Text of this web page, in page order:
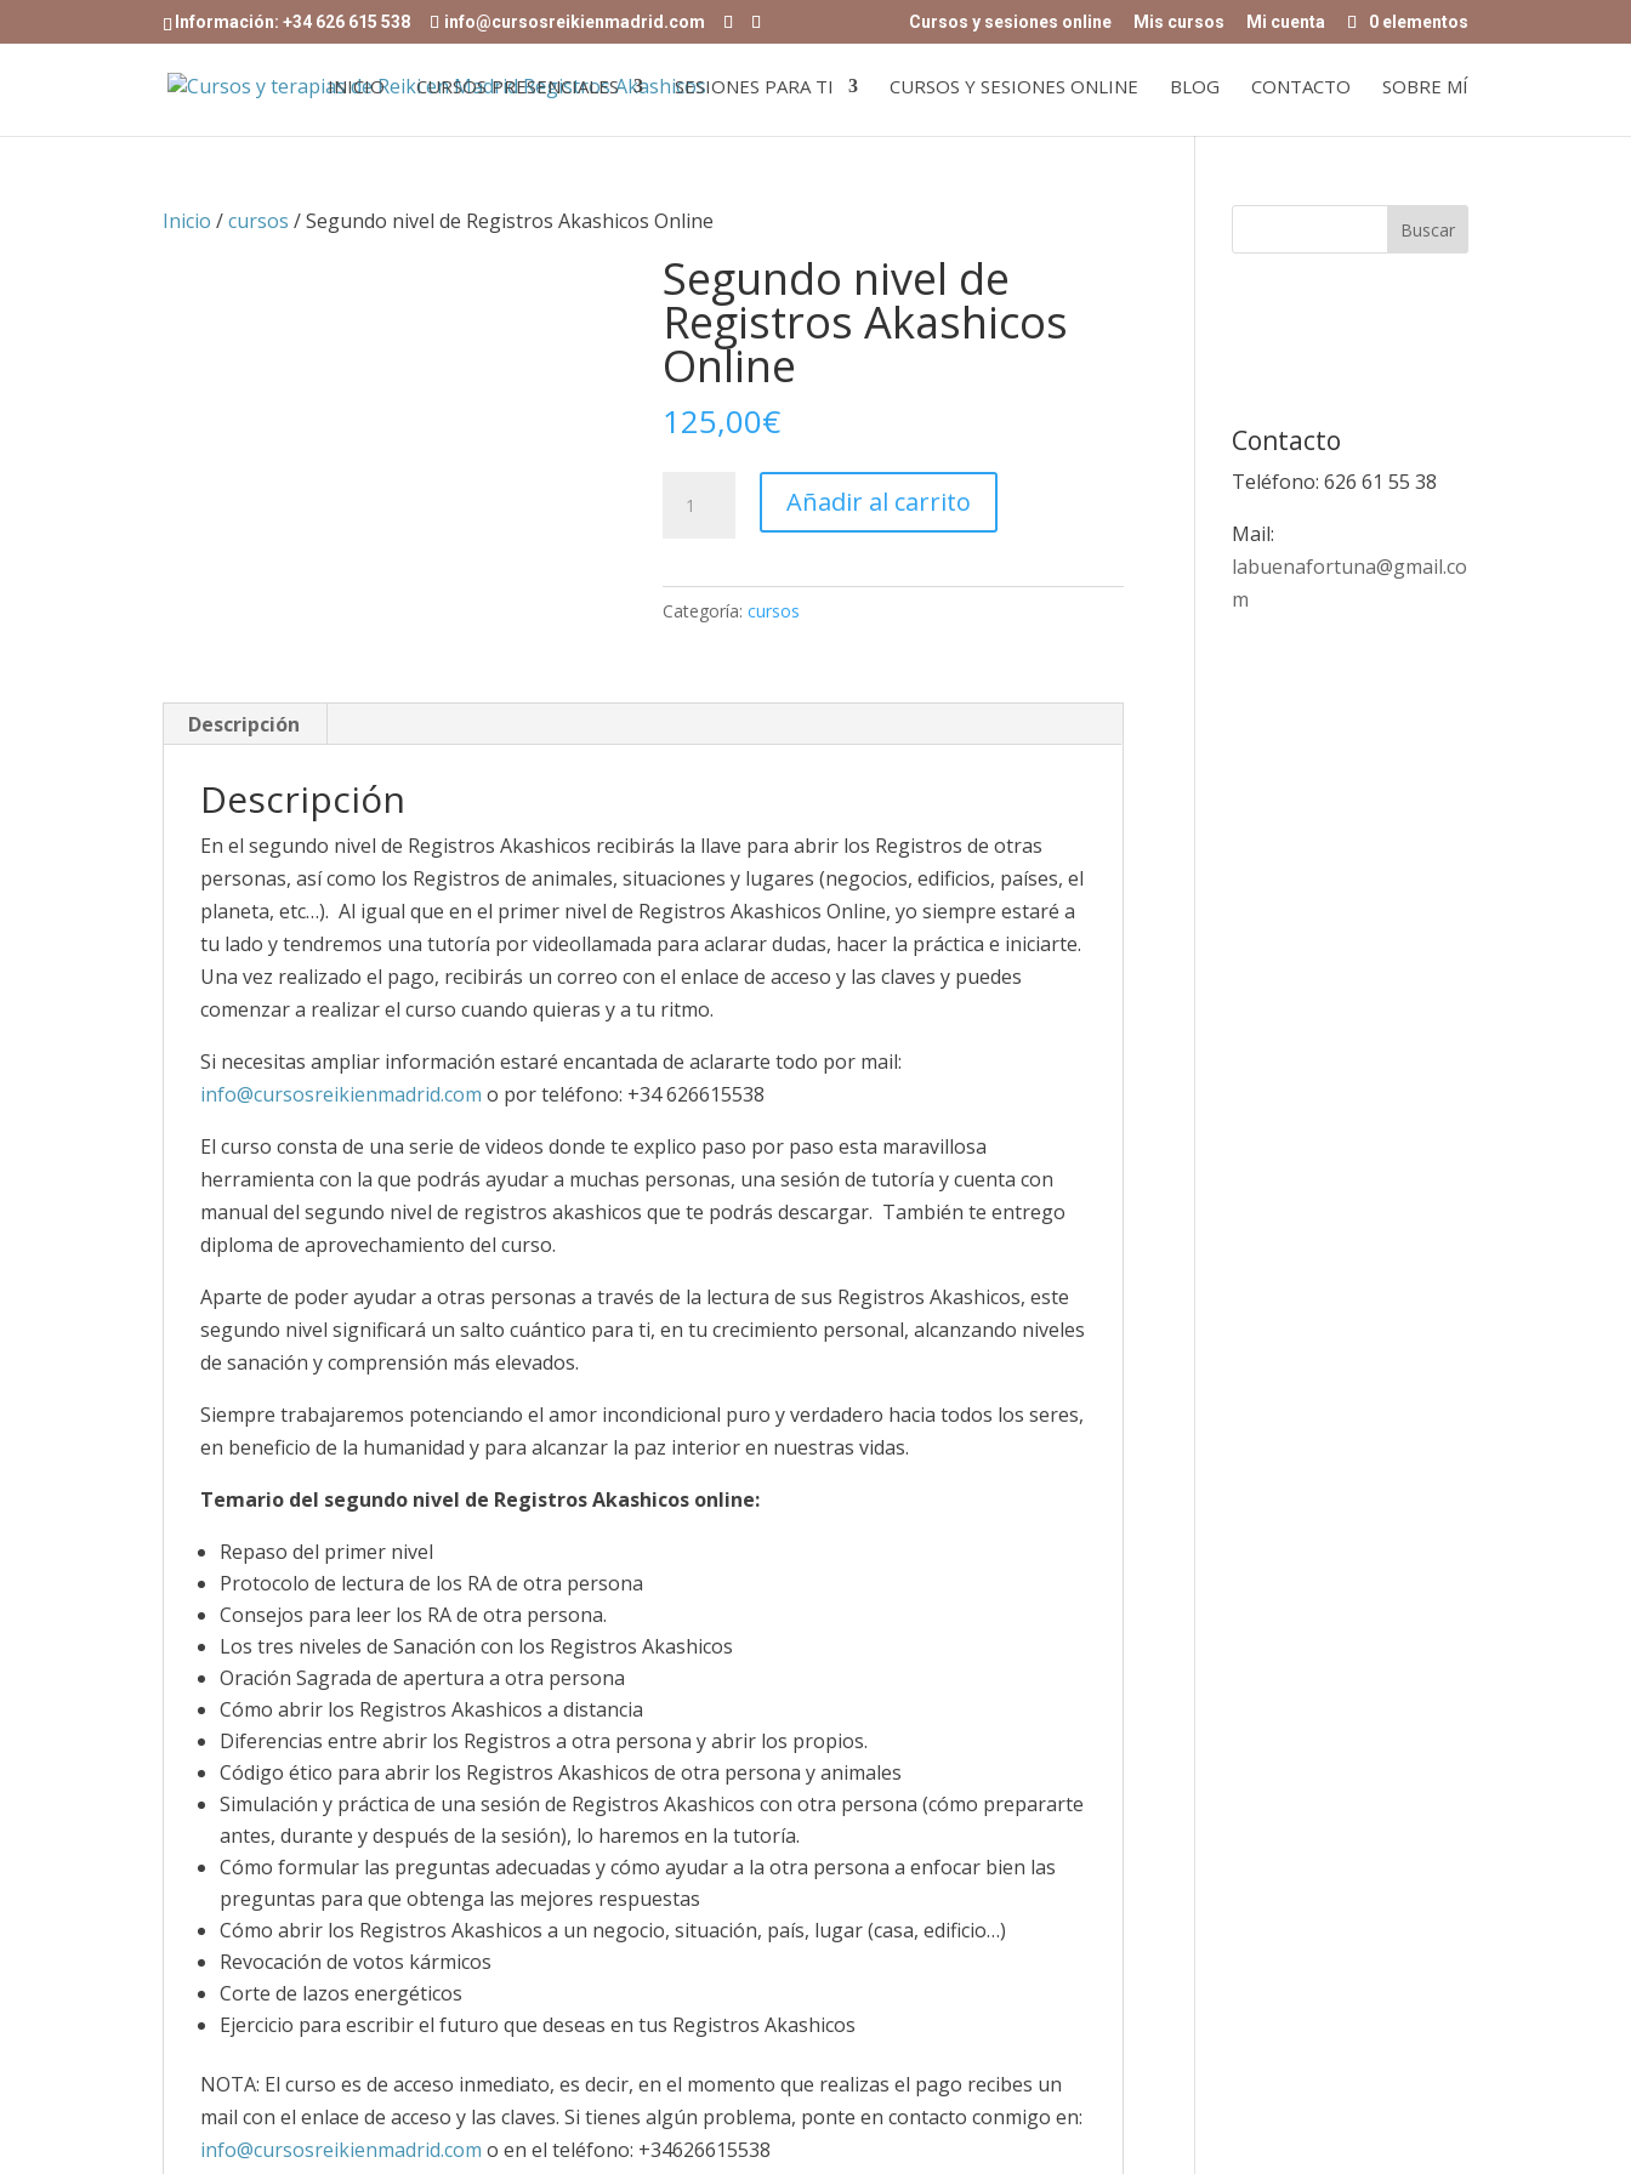
Información: +34 626 615 538 info@cursosreikienmadrid.com Cursos y sesiones online Mis cursos Mi cuenta 0 elementos
INICIO CURSOS PRESENCIALES SESIONES PARA TI CURSOS Y SESIONES ONLINE BLOG CONTACTO SOBRE MÍ
Inicio /cursos / Segundo nivel de Registros Akashicos Online
Segundo nivel de
Registros Akashicos
Online
125,00€
nivel
Registros
Akashicos
Añadir al carrito
Categoría:cursos
Descripción
Descripción
En el segundo nivel de Registros Akashicos recibirás la llave para abrir los Registros de otras
personas, así como los Registros de animales, situaciones y lugares (negocios, edificios, países, el
planeta, etc…). Al igual que en el primer nivel de Registros Akashicos Online, yo siempre estaré a
tu lado y tendremos una tutoría por videollamada para aclarar dudas, hacer la práctica e iniciarte.
Una vez realizado el pago, recibirás un correo con el enlace de acceso y las claves y puedes
comenzar a realizar el curso cuando quieras y a tu ritmo.
Si necesitas ampliar información estaré encantada de aclararte todo por mail:
info@cursosreikienmadrid.como por teléfono: +34 626615538
El curso consta de una serie de videos donde te explico paso por paso esta maravillosa
herramienta con la que podrás ayudar a muchas personas, una sesión de tutoría y cuenta con
manual del segundo nivel de registros akashicos que te podrás descargar. También te entrego
diploma de aprovechamiento del curso.
Aparte de poder ayudar a otras personas a través de la lectura de sus Registros Akashicos, este
segundo nivel significará un salto cuántico para ti, en tu crecimiento personal, alcanzando niveles
de sanación y comprensión más elevados.
Siempre trabajaremos potenciando el amor incondicional puro y verdadero hacia todos los seres,
en beneficio de la humanidad y para alcanzar la paz interior en nuestras vidas.
Temario del segundo nivel de Registros Akashicos online:
Repaso del primer nivel
Protocolo de lectura de los RA de otra persona
Consejos para leer los RA de otra persona.
Los tres niveles de Sanación con los Registros Akashicos
Oración Sagrada de apertura a otra persona
Cómo abrir los Registros Akashicos a distancia
Diferencias entre abrir los Registros a otra persona y abrir los propios.
Código ético para abrir los Registros Akashicos de otra persona y animales
Simulación y práctica de una sesión de Registros Akashicos con otra persona (cómo prepararte
antes, durante y después de la sesión), lo haremos en la tutoría.
Cómo formular las preguntas adecuadas y cómo ayudar a la otra persona a enfocar bien las
preguntas para que obtenga las mejores respuestas
Cómo abrir los Registros Akashicos a un negocio, situación, país, lugar (casa, edificio…)
Revocación de votos kármicos
Corte de lazos energéticos
Ejercicio para escribir el futuro que deseas en tus Registros Akashicos
NOTA: El curso es de acceso inmediato, es decir, en el momento que realizas el pago recibes un
mail con el enlace de acceso y las claves. Si tienes algún problema, ponte en contacto conmigo en:
info@cursosreikienmadrid.com o en el teléfono: +34626615538
Contacto
Teléfono: 626 61 55 38
Mail:
labuenafortuna@gmail.co
m